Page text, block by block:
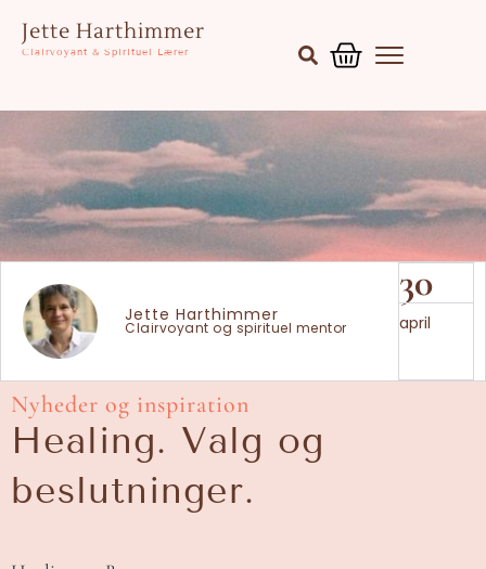
indholdet
Jette Harthimmer
Clairvoyant & Spirituel Lærer
Jette Harthimmer
Clairvoyant og spirituel mentor
30
april
Nyheder og inspiration
Healing. Valg og
beslutninger.